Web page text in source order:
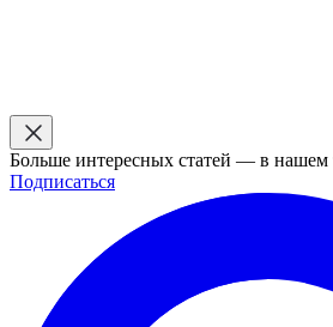
Больше интересных статей — в нашем
Подписаться